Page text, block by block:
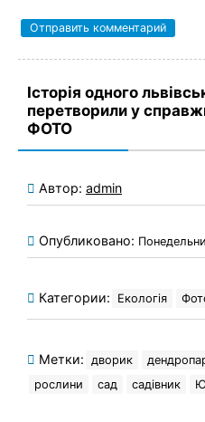
Історія одного
перетворили у
ФОТО
Автор: admin
Опубликовано:
Категории: Екологія
Метки: дворик
рослини
сад садівник